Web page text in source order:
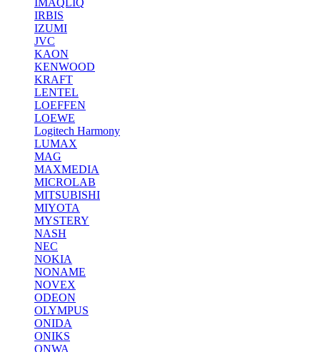
IMAQLIQ
IRBIS
IZUMI
JVC
KAON
KENWOOD
KRAFT
LENTEL
LOEFFEN
LOEWE
Logitech Harmony
LUMAX
MAG
MAXMEDIA
MICROLAB
MITSUBISHI
MIYOTA
MYSTERY
NASH
NEC
NOKIA
NONAME
NOVEX
ODEON
OLYMPUS
ONIDA
ONIKS
ONWA